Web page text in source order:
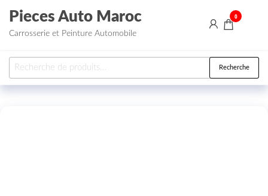
Aller au contenu
Pieces Auto Maroc
Carrosserie et Peinture Automobile
0
Recherche pour : Recherche